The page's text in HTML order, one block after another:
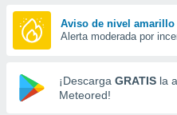
y
forma
digital
basada
Aviso de nivel amarillo
Alerta moderada por
¡Descarga GRATIS la
Meteored!